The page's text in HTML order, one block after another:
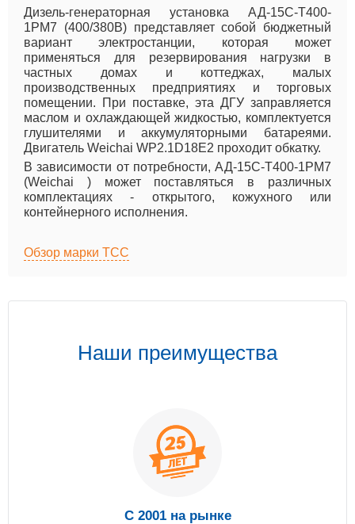
Дизель-генераторная установка АД-15С-Т400-
1РМ7 (400/380В) представляет собой бюджетный
вариант электростанции, которая может
применяться для резервирования нагрузки в
частных домах и коттеджах, малых
производственных предприятиях и торговых
помещении. При поставке, эта ДГУ заправляется
маслом и охлаждающей жидкостью, комплектуется
глушителями и аккумуляторными батареями.
Двигатель Weichai WP2.1D18E2 проходит обкатку.
В зависимости от потребности, АД-15С-Т400-1РМ7
(Weichai ) может поставляться в различных
комплектациях - открытого, кожухного или
контейнерного исполнения.
Обзор марки ТСС
Наши преимущества
С 2001 на рынке